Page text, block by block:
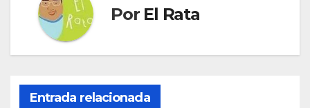
Por El Rata
Entrada relacionada